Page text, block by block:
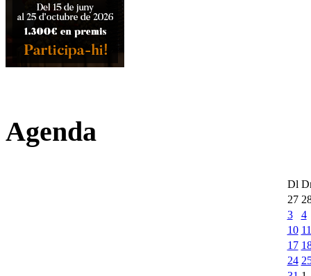
Agenda
Dl
27
3
4
10 11
17
24